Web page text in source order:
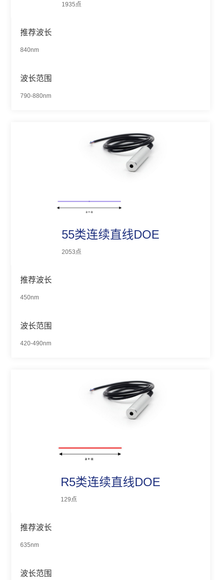
1935点
推荐波长
840nm
波长范围
790-880nm
55类连续直线DOE
2053点
推荐波长
450nm
波长范围
420-490nm
R5类连续直线DOE
129点
推荐波长
635nm
波长范围